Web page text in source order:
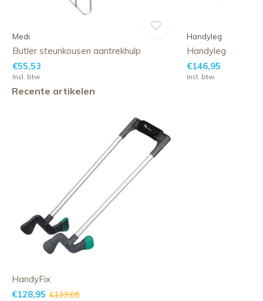
Medi
Butler steunkousen aantrekhulp
€55,53
Incl. btw
Handyleg
Handyleg
€146,95
Incl. btw
Recente artikelen
HandyFix
€128,95 €133,68